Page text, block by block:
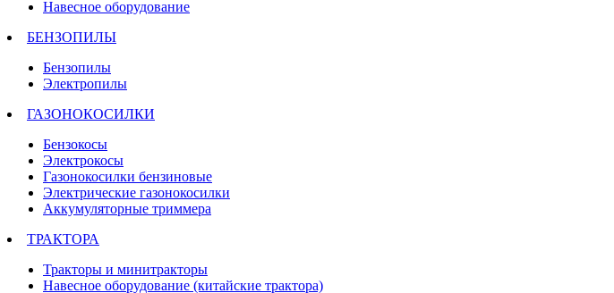
Навесное оборудование
БЕНЗОПИЛЫ
Бензопилы
Электропилы
ГАЗОНОКОСИЛКИ
Бензокосы
Электрокосы
Газонокосилки бензиновые
Электрические газонокосилки
Аккумуляторные триммера
ТРАКТОРА
Тракторы и минитракторы
Навесное оборудование (китайские трактора)